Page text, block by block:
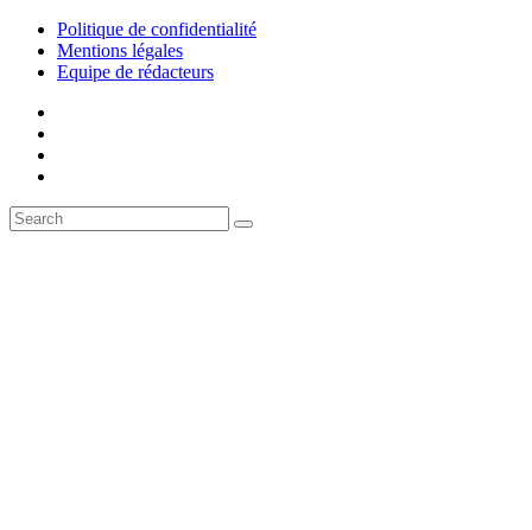
Politique de confidentialité
Mentions légales
Equipe de rédacteurs